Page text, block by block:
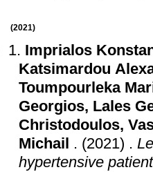
(2021)
Imprialos
Katsimardou
Toumpourleka
Georgios, Lales
Christodoulos,
Michail
. (2021) .
hypertensive